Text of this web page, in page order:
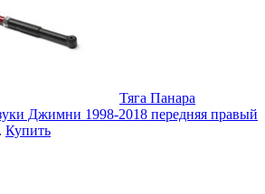
Тяга Панара
Джимни 1998-2018 передняя правый
Купить